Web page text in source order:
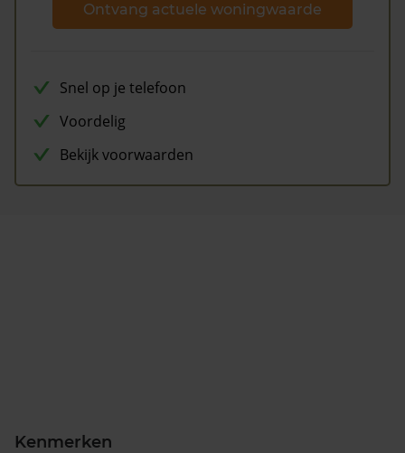
Ontvang actuele woningwaarde
Snel op je telefoon
Voordelig
Bekijk voorwaarden
Kenmerken